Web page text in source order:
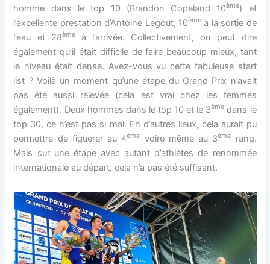
homme dans le top 10 (Brandon Copeland 10ème) et
l’excellente prestation d’Antoine Legout, 10ème à la sortie de
l’eau et 28èmeà l’arrivée. Collectivement, on peut dire
également qu’il était difficile de faire beaucoup mieux, tant
le niveau était dense. Avez-vous vu cette fabuleuse start
list ? Voilà un moment qu’une étape du Grand Prix n’avait
pas été aussi relevée (cela est vrai chez les femmes
également). Deux hommes dans le top 10 et le 3ème dans le
top 30, ce n’est pas si mal. En d’autres lieux, cela aurait pu
permettre de figuerer au 4ème voire même au 3ème
rang.
Mais sur une étape avec autant d’athlètes de renommée
internationale au départ, cela n’a pas été suffisant.